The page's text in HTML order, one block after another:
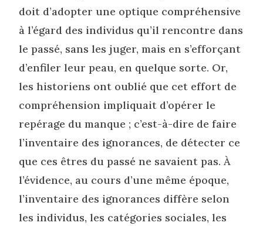
doit d’adopter une optique compréhensive
à l’égard des individus qu’il rencontre dans
le passé, sans les juger, mais en s’efforçant
d’enfiler leur peau, en quelque sorte. Or,
les historiens ont oublié que cet effort de
compréhension impliquait d’opérer le
repérage du manque ; c’est-à-dire de faire
l’inventaire des ignorances, de détecter ce
que ces êtres du passé ne savaient pas. À
l’évidence, au cours d’une même époque,
l’inventaire des ignorances diffère selon
les individus, les catégories sociales, les